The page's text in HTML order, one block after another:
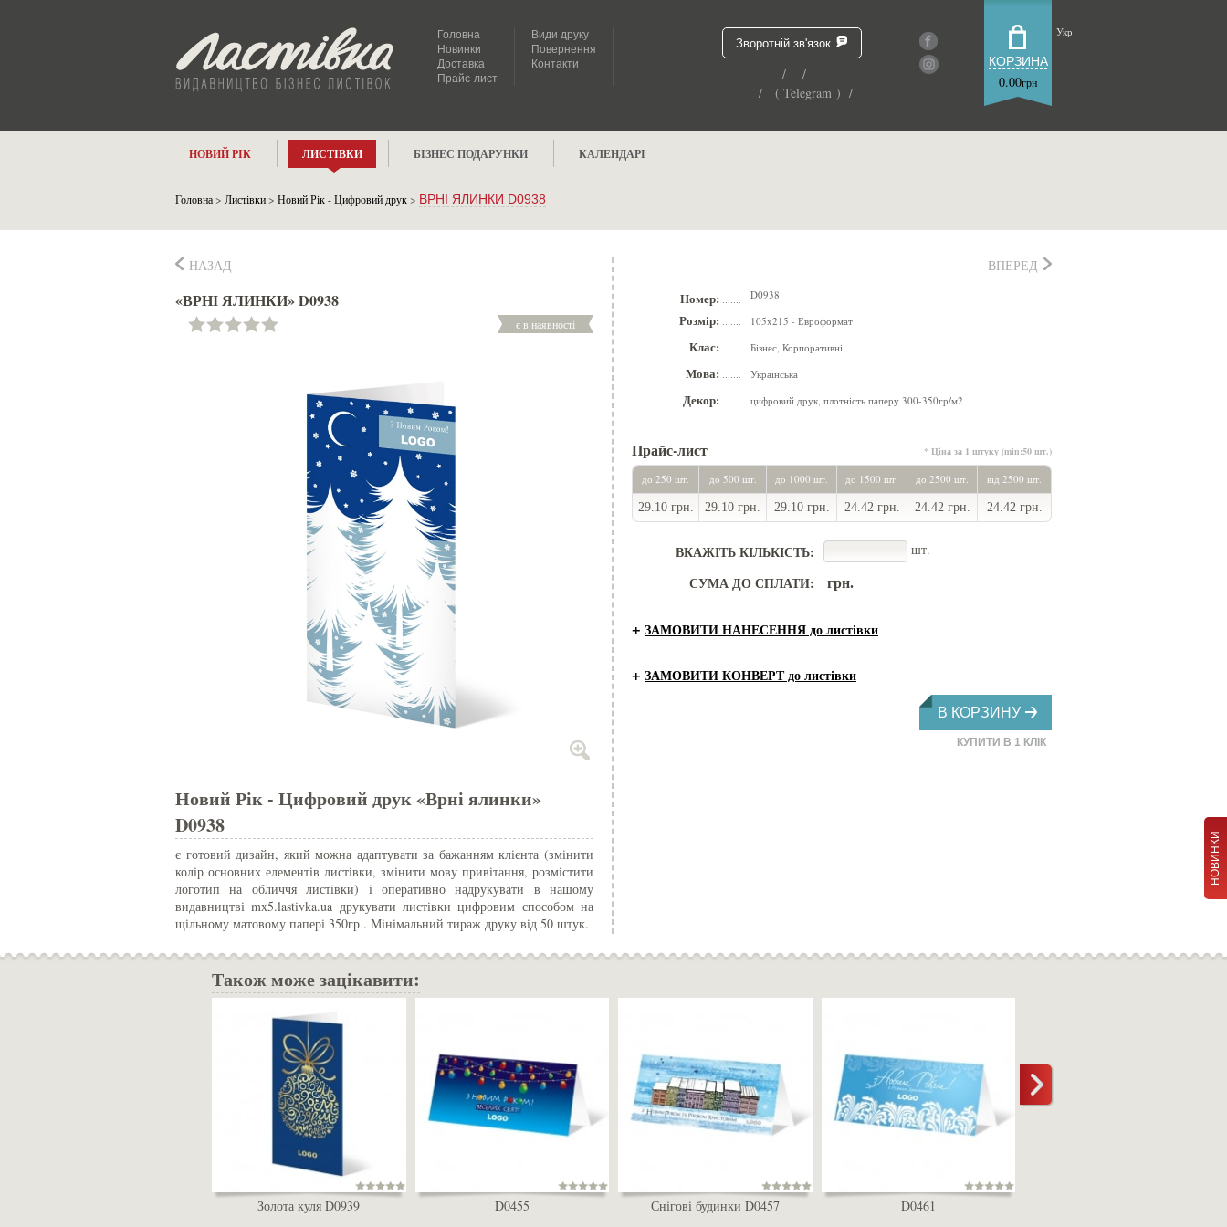
КОРЗИНА
0.00грн
Зворотній зв'язок
/ /
/ ( Telegram ) /
Головна
Новинки
Доставка
Прайс-лист
Види друку
Повернення
Контакти
Укр
НОВИЙ РІК ЛИСТІВКИ БІЗНЕС ПОДАРУНКИ КАЛЕНДАРІ
Головна> Листівки> Новий Рік - Цифровий друк> ВРНІ ЯЛИНКИ D0938
НОВИНКИ
НАЗАД ВПЕРЕД
«ВРНІ ЯЛИНКИ» D0938
є в наявності
Новий Рік - Цифровий друк «Врні ялинки»
D0938
є готовий дизайн, який можна адаптувати за бажанням клієнта (змінити
колір основних елементів листівки, змінити мову привітання, розмістити
логотип на обличчя листівки) і оперативно надрукувати в нашому
видавництві mx5.lastivka.ua друкувати листівки цифровим способом на
щільному матовому папері 350гр . Мінімальний тираж друку від 50 штук.
Номер: D0938
Розмір: 105x215 - Евроформат
Клас: Бізнес, Корпоративні
Мова: Українська
Декор: цифровий друк, плотність паперу 300-350гр/м2
Прайс-лист * Ціна за 1 штуку (min:50 шт.)
до 250 шт. до 500 шт. до 1000 шт. до 1500 шт. до 2500 шт. від 2500 шт.
29.10 грн. 29.10 грн. 29.10 грн. 24.42 грн. 24.42 грн. 24.42 грн.
ВКАЖІТЬ КІЛЬКІСТЬ: шт.
СУМА ДО СПЛАТИ: грн.
+ ЗАМОВИТИ НАНЕСЕННЯ до листівки
+ ЗАМОВИТИ КОНВЕРТ до листівки
В КОРЗИНУ
КУПИТИ В 1 КЛІК
Також може зацікавити:
Золота куля D0939 D0455 Снігові будинки D0457 D0461